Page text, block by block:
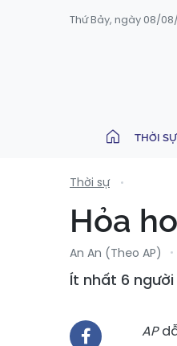
Thứ Bảy, ngày 08/
THỜI SỰ
Thời sự
Hỏa
An An (Theo AP)
Ít nhất 6
AP